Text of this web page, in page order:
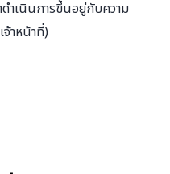
ดำเนินการขึ้นอยู่กับความ
าหน้าที่)